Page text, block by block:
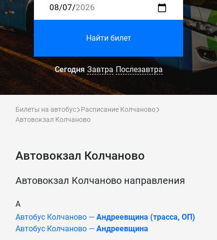
Найти билет
Сегодня Завтра Послезавтра
Билеты на автобус
Расписание Колчаново
Автовокзал Колчаново
Автовокзал Колчаново
Автовокзал Колчаново направления
А
Автобус Колчаново — Андреевщина (трасса, ОП)
Автобус Колчаново — Андреевщина